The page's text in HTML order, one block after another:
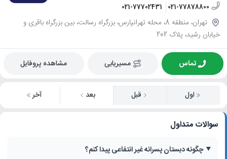
021-77878800
021-77702431
تهران، منطقه 8، محله تهرانپارس، بزرگراه رسالت، بین بزرگراه باقری و
خیابان رشید، پلاک 202
تماس مسیریابی مشاهده پروفایل
اول قبل بعد آخر
سوالات متداول
چگونه دبستان پسرانه غیر انتفاعی پیدا کنم؟